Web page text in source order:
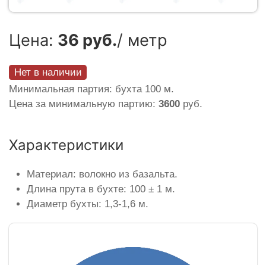
Цена: 36 руб./ метр
Нет в наличии
Минимальная партия: бухта 100 м.
Цена за минимальную партию: 3600 руб.
Характеристики
Материал: волокно из базальта.
Длина прута в бухте: 100 ± 1 м.
Диаметр бухты: 1,3-1,6 м.